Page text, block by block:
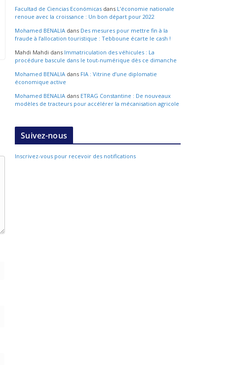
Facultad de Ciencias Económicas dans L’économie nationale
renoue avec la croissance : Un bon départ pour 2022
Mohamed BENALIA dans Des mesures pour mettre fin à la
fraude à l’allocation touristique : Tebboune écarte le cash !
Mahdi Mahdi dans Immatriculation des véhicules : La
procédure bascule dans le tout-numérique dès ce dimanche
Mohamed BENALIA dans FIA : Vitrine d’une diplomatie
économique active
Mohamed BENALIA dans ETRAG Constantine : De nouveaux
modèles de tracteurs pour accélérer la mécanisation agricole
Suivez-nous
Inscrivez-vous pour recevoir des notifications